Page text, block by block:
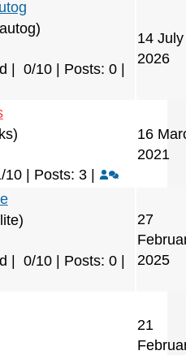
| 0/10 | Posts: 0|
14 July
2026
10 | Posts: 3|
16
2021
| 0/10 | Posts: 0|
27
2025
21